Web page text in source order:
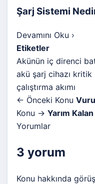
Şarj Sistemi
Devamını Oku ›
Etiketler
Akünün iç direnci
akü şarj cihazı kritik
çalıştırma akımı
← Önceki Konu
Konu → Yarım
Yorumlar
3 yorum
Konu hakkında